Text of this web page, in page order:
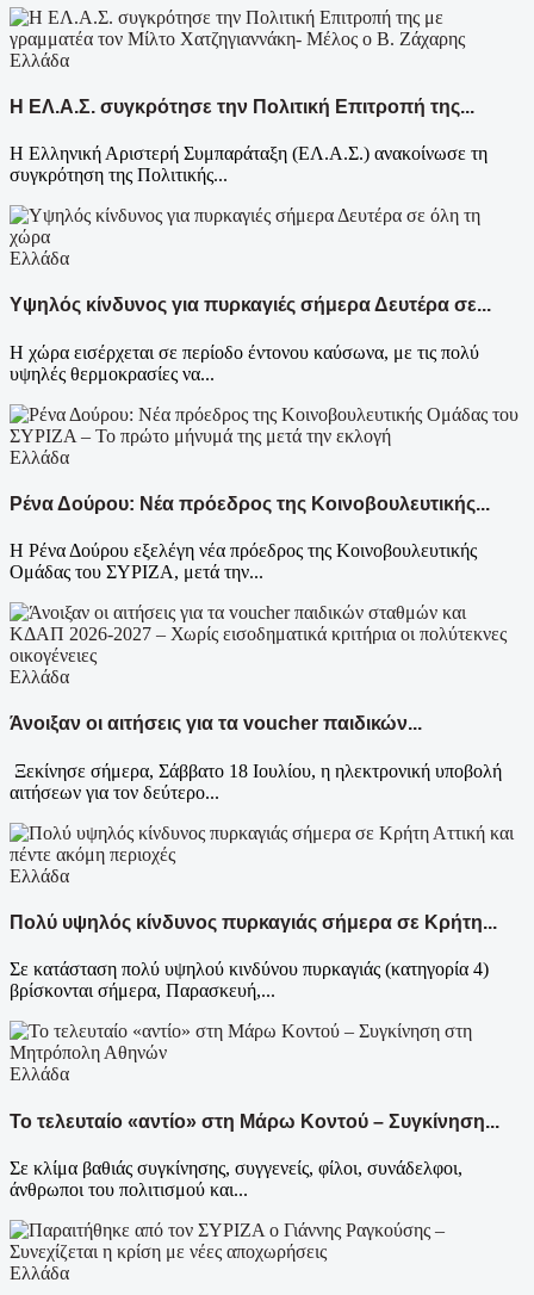
Ελλάδα
Η ΕΛ.Α.Σ. συγκρότησε την Πολιτική Επιτροπή της...
Η Ελληνική Αριστερή Συμπαράταξη (ΕΛ.Α.Σ.) ανακοίνωσε τη
συγκρότηση της Πολιτικής...
Ελλάδα
Υψηλός κίνδυνος για πυρκαγιές σήμερα Δευτέρα σε...
Η χώρα εισέρχεται σε περίοδο έντονου καύσωνα, με τις πολύ
υψηλές θερμοκρασίες να...
Ελλάδα
Ρένα Δούρου: Νέα πρόεδρος της Κοινοβουλευτικής...
Η Ρένα Δούρου εξελέγη νέα πρόεδρος της Κοινοβουλευτικής
Ομάδας του ΣΥΡΙΖΑ, μετά την...
Ελλάδα
Άνοιξαν οι αιτήσεις για τα voucher παιδικών...
Ξεκίνησε σήμερα, Σάββατο 18 Ιουλίου, η ηλεκτρονική υποβολή
αιτήσεων για τον δεύτερο...
Ελλάδα
Πολύ υψηλός κίνδυνος πυρκαγιάς σήμερα σε Κρήτη...
Σε κατάσταση πολύ υψηλού κινδύνου πυρκαγιάς (κατηγορία 4)
βρίσκονται σήμερα, Παρασκευή,...
Ελλάδα
Το τελευταίο «αντίο» στη Μάρω Κοντού – Συγκίνηση...
Σε κλίμα βαθιάς συγκίνησης, συγγενείς, φίλοι, συνάδελφοι,
άνθρωποι του πολιτισμού και...
Ελλάδα